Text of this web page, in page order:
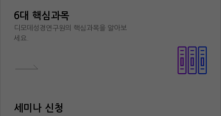
6대 핵심과목
디모데성경연구원의 핵심과목을 알아보
세요.
세미나 신청